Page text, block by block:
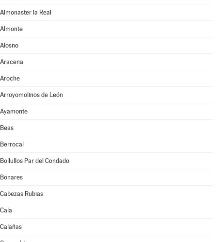
Almonaster la Real
Almonte
Alosno
Aracena
Aroche
Arroyomolinos de León
Ayamonte
Beas
Berrocal
Bollullos Par del Condado
Bonares
Cabezas Rubias
Cala
Calañas